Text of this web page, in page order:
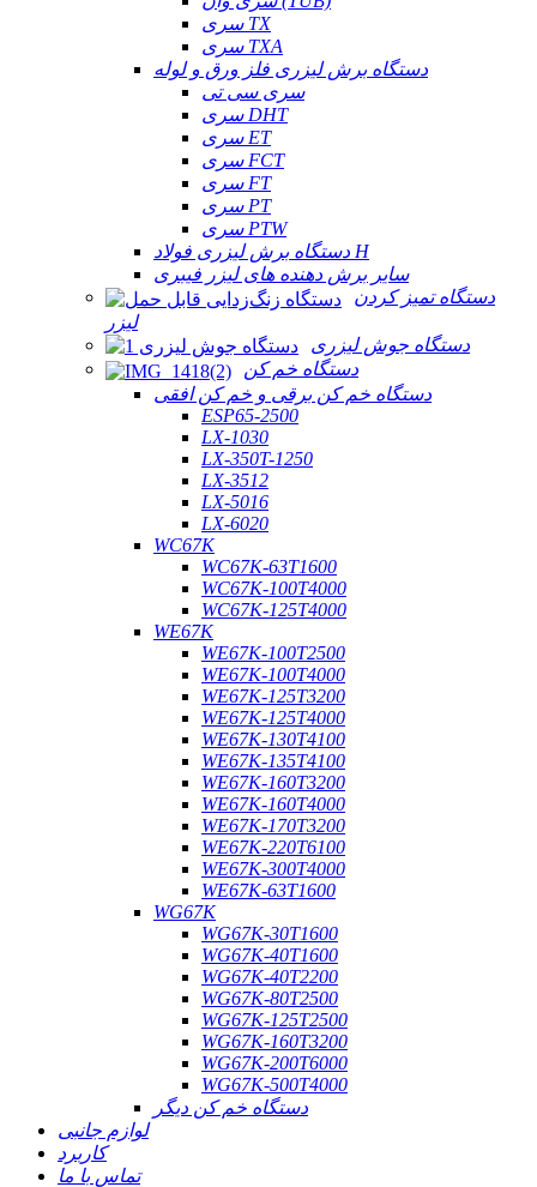
سری TX
سری TXA
دستگاه برش لیزری فلز ورق و لوله
سری سی تی
سری DHT
سری ET
سری FCT
سری FT
سری PT
سری PTW
دستگاه برش لیزری فولاد H
سایر برش دهنده های لیزر فیبری
دستگاه تمیز کردن
لیزر
دستگاه جوش لیزری
دستگاه خم کن
دستگاه خم کن برقی و خم کن افقی
ESP65-2500
LX-1030
LX-350T-1250
LX-3512
LX-5016
LX-6020
WC67K
WC67K-63T1600
WC67K-100T4000
WC67K-125T4000
WE67K
WE67K-100T2500
WE67K-100T4000
WE67K-125T3200
WE67K-125T4000
WE67K-130T4100
WE67K-135T4100
WE67K-160T3200
WE67K-160T4000
WE67K-170T3200
WE67K-220T6100
WE67K-300T4000
WE67K-63T1600
WG67K
WG67K-30T1600
WG67K-40T1600
WG67K-40T2200
WG67K-80T2500
WG67K-125T2500
WG67K-160T3200
WG67K-200T6000
WG67K-500T4000
دستگاه خم کن دیگر
لوازم جانبی
کاربرد
تماس با ما